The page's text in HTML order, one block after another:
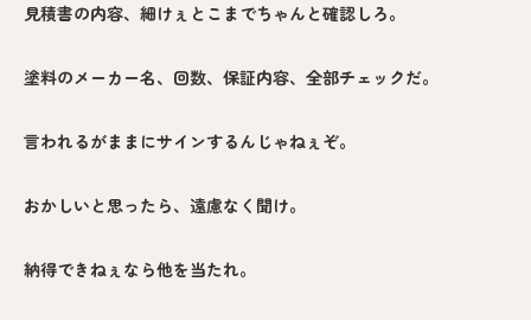
見積書の内容、細けぇとこまでちゃんと確認しろ。
塗料のメーカー名、回数、保証内容、全部チェックだ。
言われるがままにサインするんじゃねぇぞ。
おかしいと思ったら、遠慮なく聞け。
納得できねぇなら他を当たれ。